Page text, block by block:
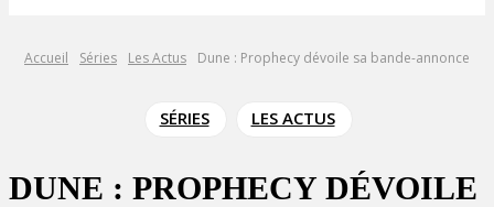
Accueil Séries Les Actus Dune : Prophecy dévoile sa bande-annonce
SÉRIES LES ACTUS
DUNE : PROPHECY DÉVOILE